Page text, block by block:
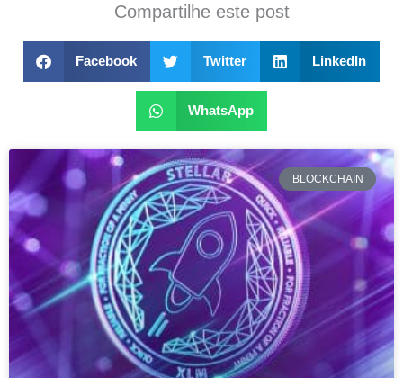
Compartilhe este post
Facebook Twitter LinkedIn
WhatsApp
BLOCKCHAIN